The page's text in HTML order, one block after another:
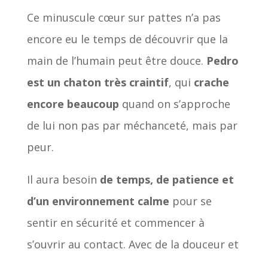
Ce minuscule cœur sur pattes n’a pas
encore eu le temps de découvrir que la
main de l’humain peut être douce. Pedro
est un chaton très craintif, qui crache
encore beaucoup quand on s’approche
de lui non pas par méchanceté, mais par
peur.
Il aura besoin de temps, de patience et
d’un environnement calme pour se
sentir en sécurité et commencer à
s’ouvrir au contact. Avec de la douceur et